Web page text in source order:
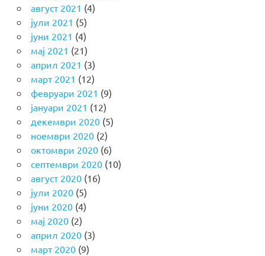
август 2021 (4)
јули 2021 (5)
јуни 2021 (4)
мај 2021 (21)
април 2021 (3)
март 2021 (12)
февруари 2021 (9)
јануари 2021 (12)
декември 2020(5)
ноември 2020(2)
октомври 2020(6)
септември 2020(10)
август 2020(16)
јули 2020(5)
јуни 2020(4)
мај 2020(2)
април 2020(3)
март 2020(9)